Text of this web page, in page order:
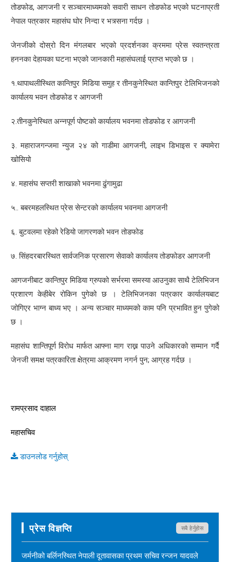
तोडफोड, आगजनी र सञ्चारमाध्यमको सवारी साधन तोडफोड भएको घटनाप्रती
नेपाल पत्रकार महासंघ घोर निन्दा र भत्र्सना गर्दछ ।
जेनजीको दोस्रो दिन मंगलबार भएको प्रदर्शनका क्रममा प्रेस स्वतन्त्रता
हननका देहायका घटना भएको जानकारी महासंघलाई प्राप्त भएको छ ।
१.थापाथलीस्थित कान्तिपुर मिडिया समुह र तीनकुनेस्थित कान्तिपुर टेलिभिजनको
कार्यालय भवन तोडफोड र आगजनी
२.तीनकुनेस्थित अन्नपूर्ण पोष्टको कार्यालय भवनमा तोडफोड र आगजनी
३. महाराजगन्जमा न्युज २४ को गाडीमा आगजनी, लाइभ डिभाइस र क्यामेरा
खोसियो
४. महासंघ सप्तरी शाखाको भवनमा ढुंगामुढा
५.. बबरमहलस्थित प्रेस सेन्टरको कार्यालय भवनमा आगजनी
६. बुटवलमा रहेको रेडियो जागरणको भवन तोडफोड
७. सिंहदरबारस्थित सार्वजनिक प्रसारण सेवाको कार्यालय तोडफोडर आगजनी
आगजनीबाट कान्तिपुर मिडिया ग्रुपको सर्भरमा समस्या आउनुका साथै टेलिभिजन
प्रशारण केहीबेर रोकिन पुगेको छ । टेलिभिजनका पत्रकार कार्यालयबाट
जोगिएर भाग्न बाध्य भए । अन्य सञ्चार माध्यमको काम पनि प्रभावित हुन पुगेको
छ ।
महासंघ शान्तिपूर्ण विरोध मार्फत आफ्ना माग राख्न पाउने अधिकारको सम्मान गर्दै
जेनजी समक्ष पत्रकारिता क्षेत्रमा आक्रमण नगर्न पुन; आग्रह गर्दछ ।
रामप्रसाद दाहाल
महासचिव
डाउनलोड गर्नुहोस्
प्रेस विज्ञप्ति सबै हेर्नुहोस
जर्मनीको बर्लिनस्थित नेपाली दूतावासका प्रथम सचिव रन्जन यादवले